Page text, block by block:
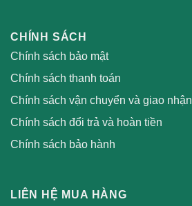
CHÍNH SÁCH
Chính sách bảo mật
Chính sách thanh toán
Chính sách vận chuyển và giao nhận
Chính sách đổi trả và hoàn tiền
Chính sách bảo hành
LIÊN HỆ MUA HÀNG